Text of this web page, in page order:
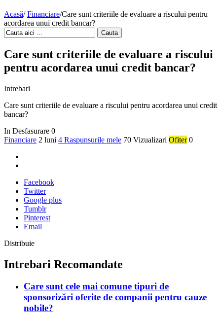
Acasă/ Financiare/Care sunt criteriile de evaluare a riscului pentru
acordarea unui credit bancar?
Cauta
Care sunt criteriile de evaluare a riscului
pentru acordarea unui credit bancar?
Intrebari
Care sunt criteriile de evaluare a riscului pentru acordarea unui credit
bancar?
In Desfasurare 0
Financiare 2 luni 4 Raspunsurile mele 70 Vizualizari Ofiter 0
Facebook
Twitter
Google plus
Tumblr
Pinterest
Email
Distribuie
Intrebari Recomandate
Care sunt cele mai comune tipuri de
sponsorizări oferite de companii pentru cauze
nobile?